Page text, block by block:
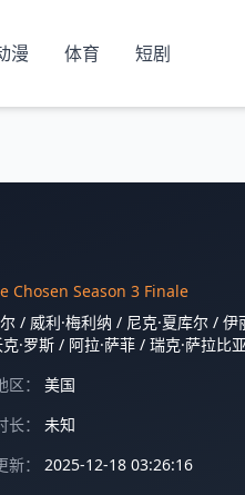
漫 体育 短剧
Chosen Season 3 Finale
/ 威利·梅利纳 / 尼克·夏库尔 / 伊
·罗斯 / 阿拉·萨菲 / 瑞克·萨拉比亚
区： 美国
长： 未知
新： 2025-12-18 03:26:16